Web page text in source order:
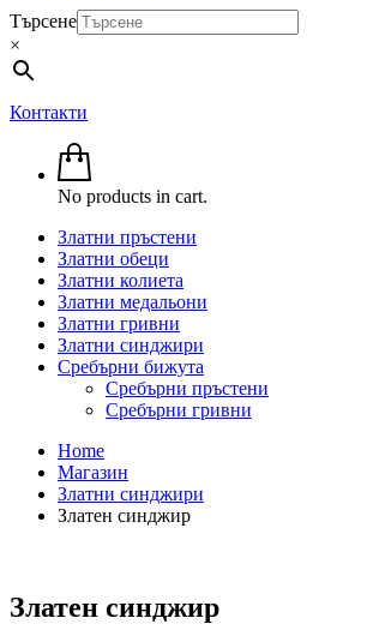
Търсене
×
Контакти
No products in cart.
Златни пръстени
Златни обеци
Златни колиета
Златни медальони
Златни гривни
Златни синджири
Сребърни бижута
Сребърни пръстени
Сребърни гривни
Home
Магазин
Златни синджири
Златен синджир
Златен синджир